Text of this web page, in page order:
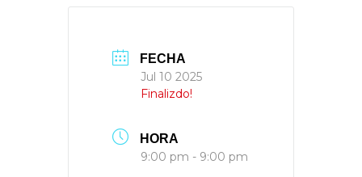
FECHA
Jul 10 2025
Finalizdo!
HORA
9:00 pm - 9:00 pm